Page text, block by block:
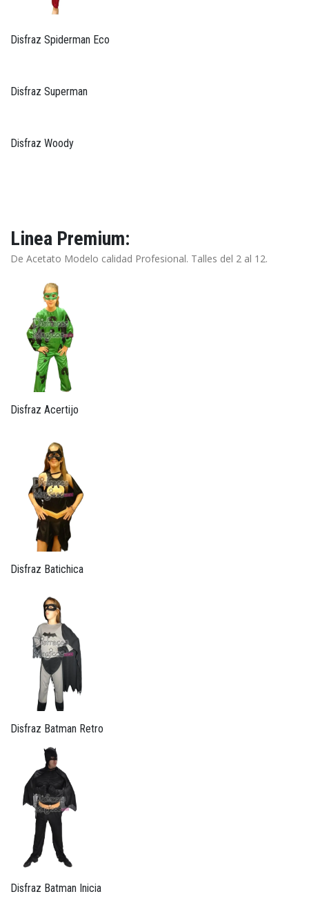
Disfraz Spiderman Eco
Disfraz Superman
Disfraz Woody
Linea Premium:
De Acetato Modelo calidad Profesional. Talles del 2 al 12.
Disfraz Acertijo
Disfraz Batichica
Disfraz Batman Retro
Disfraz Batman Inicia